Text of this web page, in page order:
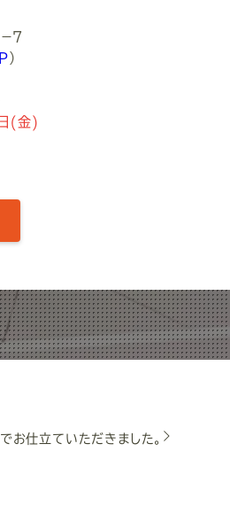
７
）
(金)
お仕立ていただきました。